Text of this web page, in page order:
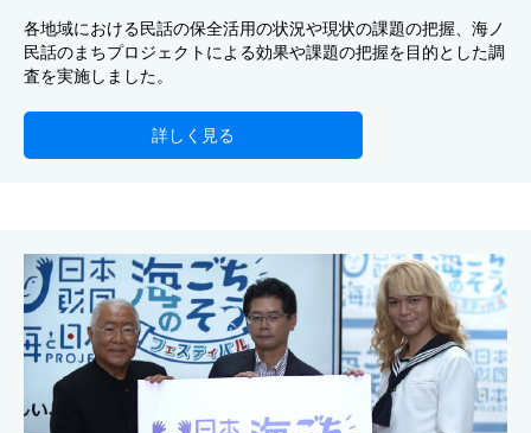
各地域における民話の保全活用の状況や現状の課題の把握、海ノ
民話のまちプロジェクトによる効果や課題の把握を目的とした調
査を実施しました。
詳しく見る